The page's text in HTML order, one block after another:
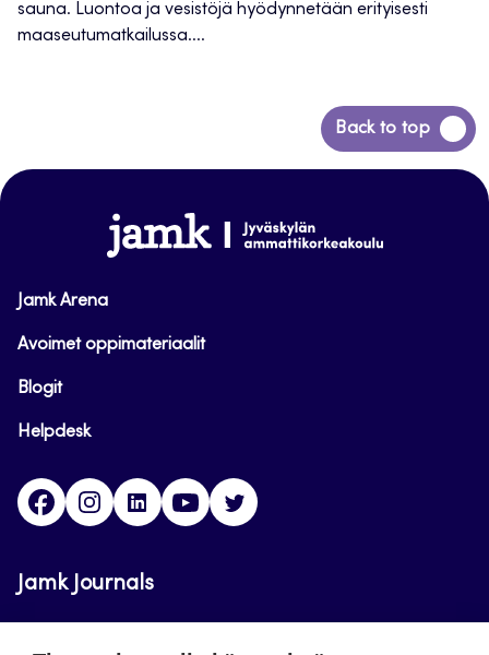
sauna. Luontoa ja vesistöjä hyödynnetään erityisesti
maaseutumatkailussa....
Back to top
Siirry
takaisin
www.jamk.fi
Jamk Arena
Avoimet oppimateriaalit
Blogit
Helpdesk
FacebookInstagram
LinkedInYoutube
Jamk Journals